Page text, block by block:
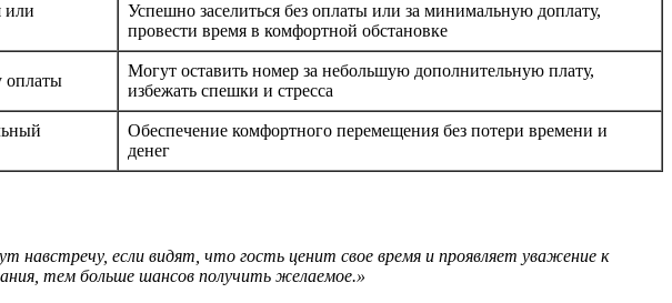
или
Успешно заселиться без оплаты или за минимальную доплату,
провести время в комфортной обстановке
оплаты
Могут оставить номер за небольшую дополнительную плату,
избежать спешки и стресса
Обеспечение комфортного перемещения без потери времени и
денег
навстречу, если видят, что гость ценит свое время и проявляет уважение к
тем больше шансов получить желаемое.»